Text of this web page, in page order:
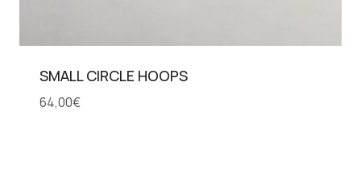
SMALL CIRCLE HOOPS
64,00€